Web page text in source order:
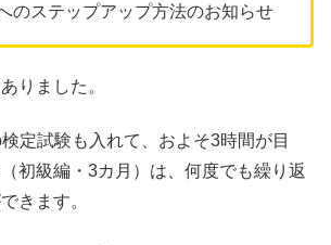
のステップアップ方法のお知らせ
りました。
定試験も入れて、およそ3時間が目
初級編・3カ月）は、何度でも繰り返
きます。